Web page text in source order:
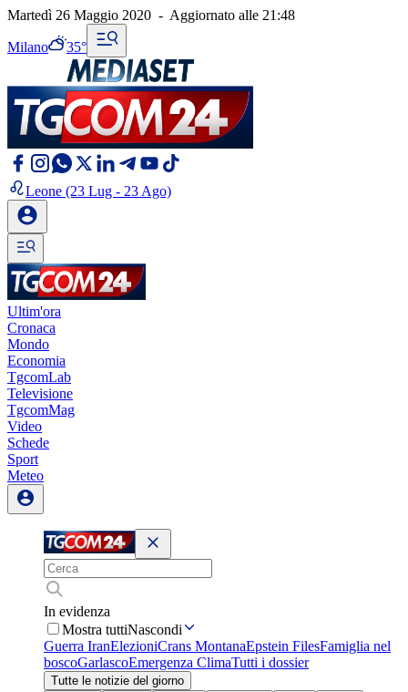
Martedì 26 Maggio 2020 - Aggiornato alle 21:48
Milano 35°
Leone (23 Lug - 23 Ago)
Ultim'ora
Cronaca
Mondo
Economia
TgcomLab
Televisione
TgcomMag
Video
Schede
Sport
Meteo
In evidenza
Mostra tuttiNascondi
Guerra IranElezioniCrans MontanaEpstein FilesFamiglia nel
boscoGarlascoEmergenza ClimaTutti i dossier
Tutte le notizie del giorno